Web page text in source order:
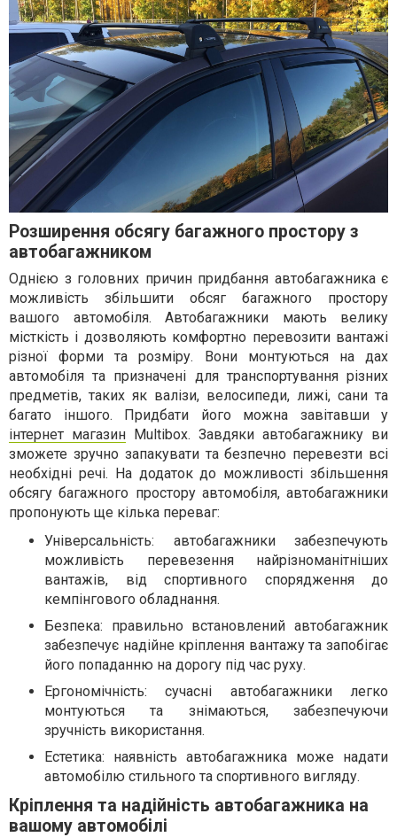
Розширення обсягу багажного простору з
автобагажником
Однією з головних причин придбання автобагажника є
можливість збільшити обсяг багажного простору
вашого автомобіля. Автобагажники мають велику
місткість і дозволяють комфортно перевозити вантажі
різної форми та розміру. Вони монтуються на дах
автомобіля та призначені для транспортування різних
предметів, таких як валізи, велосипеди, лижі, сани та
багато іншого. Придбати його можна завітавши у
інтернет магазин Multibox. Завдяки автобагажнику ви
зможете зручно запакувати та безпечно перевезти всі
необхідні речі. На додаток до можливості збільшення
обсягу багажного простору автомобіля, автобагажники
пропонують ще кілька переваг:
Універсальність: автобагажники забезпечують
можливість перевезення найрізноманітніших
вантажів, від спортивного спорядження до
кемпінгового обладнання.
Безпека: правильно встановлений автобагажник
забезпечує надійне кріплення вантажу та запобігає
його попаданню на дорогу під час руху.
Ергономічність: сучасні автобагажники легко
монтуються та знімаються, забезпечуючи
зручність використання.
Естетика: наявність автобагажника може надати
автомобілю стильного та спортивного вигляду.
Кріплення та надійність автобагажника на
вашому автомобілі